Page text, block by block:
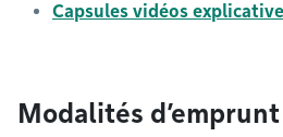
Capsules vidéos
Modalités d’emprunt